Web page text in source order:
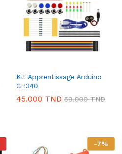
Kit Apprentissage Arduino
CH340
45.000 TND 59.000TND
-7%